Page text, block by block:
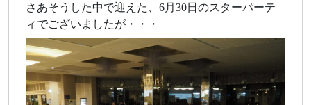
さあそうした中で迎えた、6月30日のスターパーテ
ィでございましたが・・・